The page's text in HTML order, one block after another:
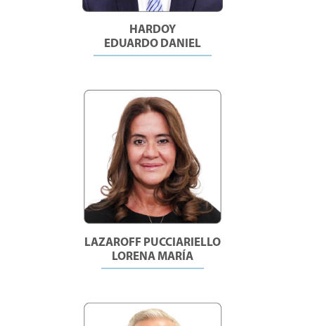
HARDOY
EDUARDO DANIEL
LAZAROFF PUCCIARIELLO
LORENA MARÍA